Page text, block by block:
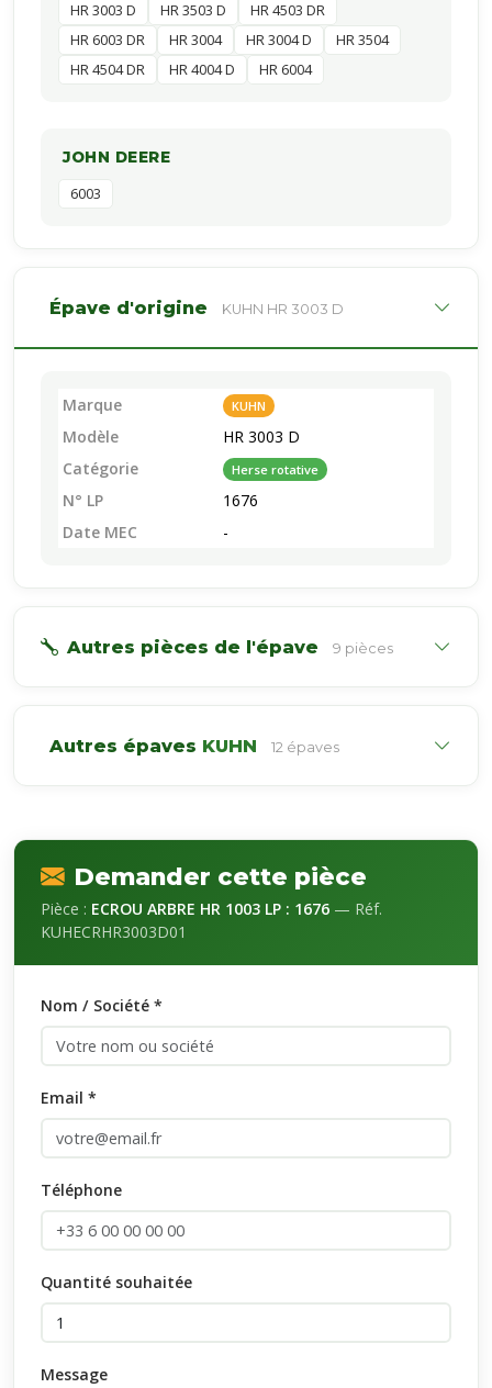
HR 3003 D HR 3503 D
HR 4503 DR
HR 6003 DR
HR 3004 HR 3004 D
HR 3504
HR 4504 DR
HR 4004 D HR 6004
JOHN DEERE
6003
Épave d'origine KUHN HR 3003 D
Marque KUHN
Modèle
HR 3003 D
Catégorie
Herse rotative
N° LP
1676
Date MEC
-
Autres pièces de l'épave 9 pièces
Autres épaves KUHN 12 épaves
Demander cette pièce
Pièce : ECROU ARBRE HR 1003 LP : 1676 — Réf.
KUHECRHR3003D01
Nom / Société *
Email *
Téléphone
Quantité souhaitée
Message